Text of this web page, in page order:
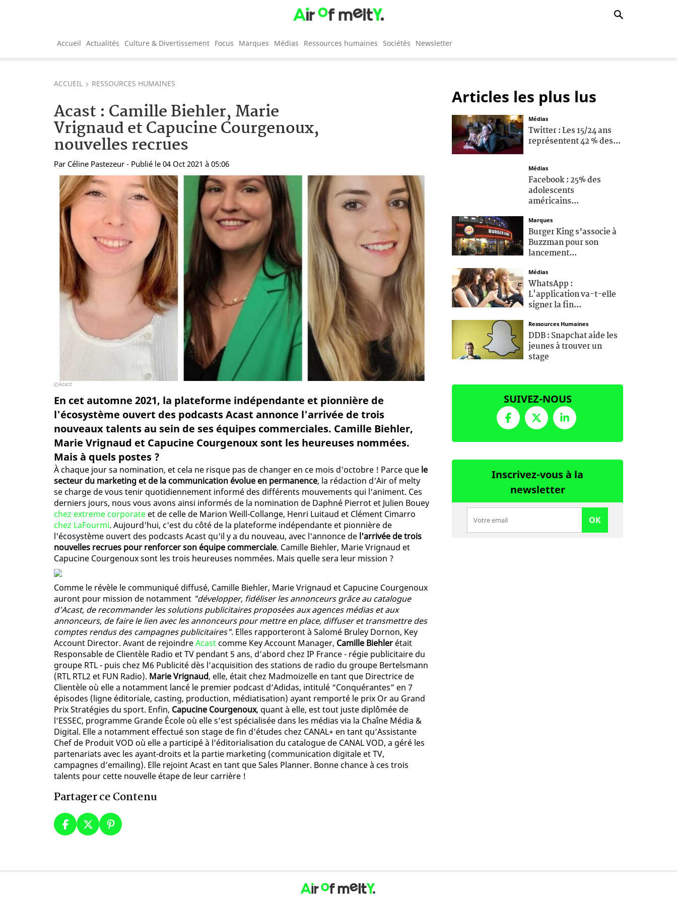
Accueil Actualités Culture & Divertissement Focus Marques Médias Ressources humaines Sociétés Newsletter
ACCUEIL RESSOURCES HUMAINES
Acast : Camille Biehler, Marie
Vrignaud et Capucine Courgenoux,
nouvelles recrues
Par Céline Pastezeur - Publié le 04 Oct 2021 à 05:06
Acast
En cet automne 2021, la plateforme indépendante et pionnière de
l'écosystème ouvert des podcasts Acast annonce l'arrivée de trois
nouveaux talents au sein de ses équipes commerciales. Camille Biehler,
Marie Vrignaud et Capucine Courgenoux sont les heureuses nommées.
Mais à quels postes ?
À chaque jour sa nomination, et cela ne risque pas de changer en ce mois d'octobre ! Parce que le
secteur du marketing et de la communication évolue en permanence, la rédaction d'Air of melty
se charge de vous tenir quotidiennement informé des différents mouvements qui l'animent. Ces
derniers jours, nous vous avons ainsi informés de la nomination de Daphné Pierrot et Julien Bouey
chez extreme corporate et de celle de Marion Weill-Collange, Henri Luitaud et Clément Cimarro
chez LaFourmi. Aujourd'hui, c'est du côté de la plateforme indépendante et pionnière de
l'écosystème ouvert des podcasts Acast qu'il y a du nouveau, avec l'annonce de l'arrivée de trois
nouvelles recrues pour renforcer son équipe commerciale. Camille Biehler, Marie Vrignaud et
Capucine Courgenoux sont les trois heureuses nommées. Mais quelle sera leur mission ?
Comme le révèle le communiqué diffusé, Camille Biehler, Marie Vrignaud et Capucine Courgenoux
auront pour mission de notamment "développer, fidéliser les annonceurs grâce au catalogue
d’Acast, de recommander les solutions publicitaires proposées aux agences médias et aux
annonceurs, de faire le lien avec les annonceurs pour mettre en place, diffuser et transmettre des
comptes rendus des campagnes publicitaires". Elles rapporteront à Salomé Bruley Dornon, Key
Account Director. Avant de rejoindreAcastcomme Key Account Manager, Camille Biehler était
Responsable de Clientèle Radio et TV pendant 5 ans, d’abord chez IP France - régie publicitaire du
groupe RTL - puis chez M6 Publicité dès l’acquisition des stations de radio du groupe Bertelsmann
(RTL RTL2 et FUN Radio). Marie Vrignaud, elle, était chez Madmoizelle en tant que Directrice de
Clientèle où elle a notamment lancé le premier podcast d’Adidas, intitulé “Conquérantes” en 7
épisodes (ligne éditoriale, casting, production, médiatisation) ayant remporté le prix Or au Grand
Prix Stratégies du sport. Enfin, Capucine Courgenoux, quant à elle, est tout juste diplômée de
l’ESSEC, programme Grande École où elle s’est spécialisée dans les médias via la Chaîne Média &
Digital. Elle a notamment effectué son stage de fin d’études chez CANAL+ en tant qu’Assistante
Chef de Produit VOD où elle a participé à l’éditorialisation du catalogue de CANAL VOD, a géré les
partenariats avec les ayant-droits et la partie marketing (communication digitale et TV,
campagnes d’emailing). Elle rejoint Acast en tant que Sales Planner. Bonne chance à ces trois
talents pour cette nouvelle étape de leur carrière !
Partager ce Contenu
Articles les plus lus
Médias
Twitter : Les 15/24 ans
représentent 42 % des...
Médias
Facebook : 25% des
adolescents
américains...
Marques
Burger King s’associe à
Buzzman pour son
lancement...
Médias
WhatsApp :
L'application va-t-elle
signer la fin...
Ressources Humaines
DDB : Snapchat aide les
jeunes à trouver un
stage
SUIVEZ-NOUS
Inscrivez-vous à la
newsletter
OK